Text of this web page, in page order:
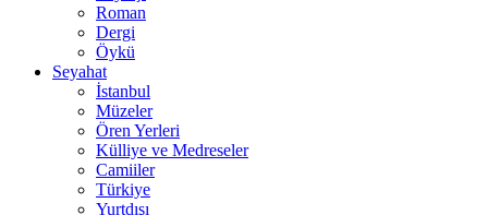
Roman
Dergi
Öykü
Seyahat
İstanbul
Müzeler
Ören Yerleri
Külliye ve Medreseler
Camiiler
Türkiye
Yurtdışı